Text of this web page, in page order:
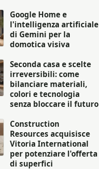
Google Home e
l'intelligenza artificiale
di Gemini per la
domotica visiva
Seconda casa e scelte
irreversibili: come
bilanciare materiali,
colori e tecnologia
senza bloccare il futuro
Construction
Resources acquisisce
Vitoria International
per potenziare l'offerta
di superfici